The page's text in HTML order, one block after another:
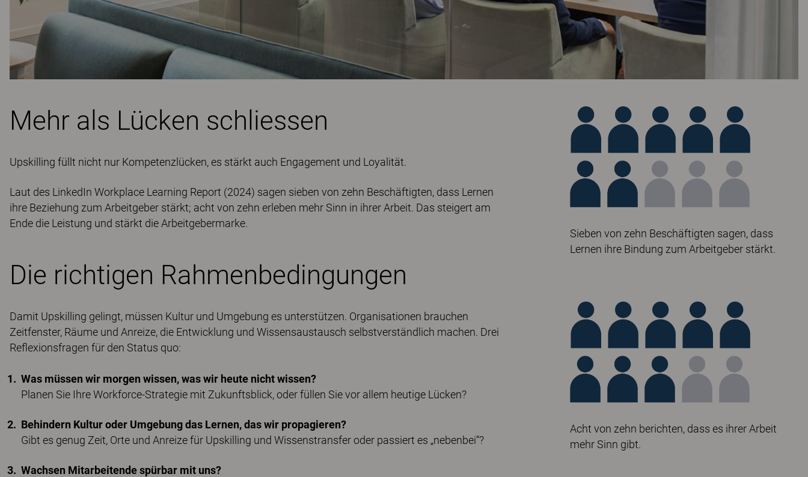
Mehr als Lücken schliessen
Upskilling füllt nicht nur Kompetenzlücken, es stärkt auch Engagement und Loyalität.
Laut des LinkedIn Workplace Learning Report (2024) sagen sieben von zehn Beschäftigten, dass Lernen
ihre Beziehung zum Arbeitgeber stärkt; acht von zehn erleben mehr Sinn in ihrer Arbeit. Das steigert am
Ende die Leistung und stärkt die Arbeitgebermarke.
Die richtigen Rahmenbedingungen
Damit Upskilling gelingt, müssen Kultur und Umgebung es unterstützen. Organisationen brauchen
Zeitfenster, Räume und Anreize, die Entwicklung und Wissensaustausch selbstverständlich machen. Drei
Reflexionsfragen für den Status quo:
Was müssen wir morgen wissen, was wir heute nicht wissen?
Planen Sie Ihre Workforce-Strategie mit Zukunftsblick, oder füllen Sie vor allem heutige Lücken?
Behindern Kultur oder Umgebung das Lernen, das wir propagieren?
Gibt es genug Zeit, Orte und Anreize für Upskilling und Wissenstransfer oder passiert es „nebenbei“?
Wachsen Mitarbeitende spürbar mit uns?
Sieben von zehn Beschäftigten sagen, dass
Lernen ihre Bindung zum Arbeitgeber stärkt.
Acht von zehn berichten, dass es ihrer Arbeit
mehr Sinn gibt.